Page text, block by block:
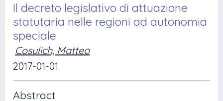
Il decreto legislativo di attuazione
statutaria nelle regioni ad autonomia
speciale
Cosulich, Matteo
2017-01-01
Abstract